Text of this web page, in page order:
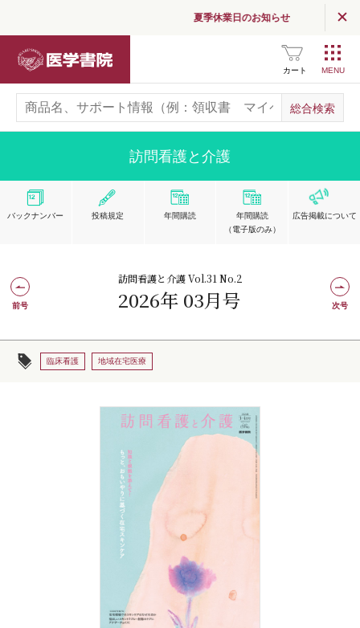
夏季休業日のお知らせ
カート
訪問看護と介護
バックナンバー 投稿規定 年間購読
年間購読
（電子版のみ）
広告掲載について
訪問看護と介護 Vol.31 No.2
2026年 03月号
前号 次号
臨床看護 地域在宅医療